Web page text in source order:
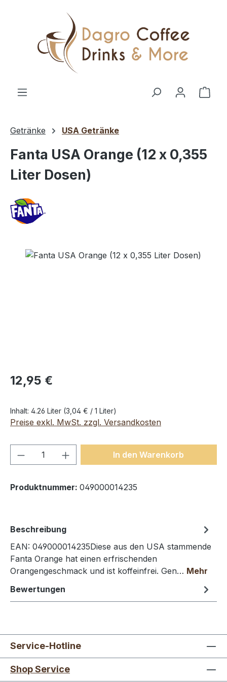
Zum Hauptinhalt springen
Getränke USA Getränke
Fanta USA Orange (12 x 0,355
Liter Dosen)
Bildergalerie überspringen
12,95 €
Inhalt: 4.26 Liter (3,04 € / 1 Liter)
Preise exkl. MwSt. zzgl. Versandkosten
Produkt Anzahl: Gib denIn den Warenkorb
Produktnummer: 049000014235
Beschreibung
EAN: 049000014235Diese aus den USA stammende
Fanta Orange hat einen erfrischenden
Orangengeschmack und ist koffeinfrei. Gen… Mehr
Bewertungen
Service-Hotline
Shop Service